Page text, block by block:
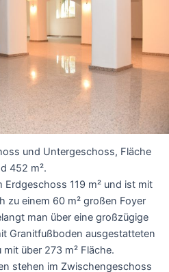
und Untergeschoss, Fläche
452 m².
119 m² und ist mit
zu einem 60 m² großen Foyer
man über eine großzügige
Granitfußboden ausgestatteten
mit über 273 m² Fläche.
stehen im Zwischengeschoss